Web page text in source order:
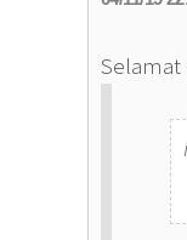
Selamat